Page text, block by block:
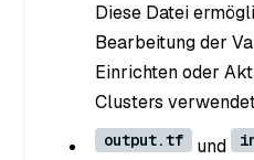
Diese Datei
Bearbeitung der
Einrichten oder
Clusters
output.tf und